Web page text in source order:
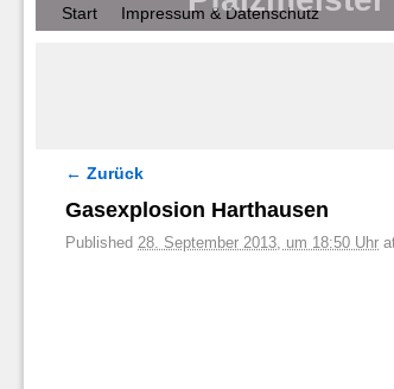
Zum Inhalt wechseln
Zum sekundären Inhalt wechseln
Start Impressum & Datenschutz
Bilder-Navigation
← Zurück
Gasexplosion Harthausen
Published 28. September 2013, um 18:50 Uhr